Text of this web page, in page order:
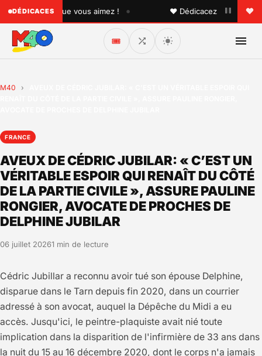
DÉDICACES
quelqu'un que vous aimez ! • ♥ Dédicacez un titre à vos
🎟️
M40 ›
FRANCE
AVEUX DE CÉDRIC JUBILAR: « C’EST UN
VÉRITABLE ESPOIR QUI RENAÎT DU CÔTÉ
DE LA PARTIE CIVILE », ASSURE PAULINE
RONGIER, AVOCATE DE PROCHES DE
DELPHINE JUBILAR
06 juillet 20261 min de lecture
Cédric Jubillar a reconnu avoir tué son épouse Delphine,
disparue dans le Tarn depuis fin 2020, dans un courrier
adressé à son avocat, auquel la Dépêche du Midi a eu
accès. Jusqu'ici, le peintre-plaquiste avait nié toute
implication dans la disparition de l'infirmière de 33 ans dans
la nuit du 15 au 16 décembre 2020, dont le corps n'a jamais